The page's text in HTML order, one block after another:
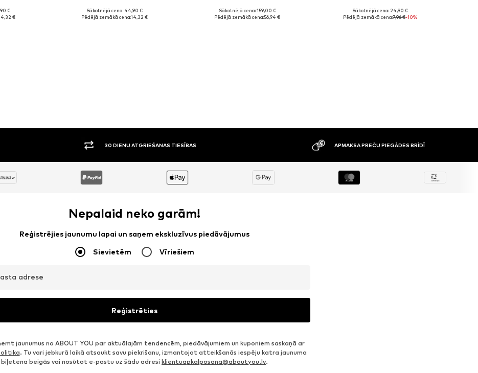
M, L
€
€
Pieejamie izmēri: S, M, L
Sākotnējā cena: 44,90 €
Pēdējā zemākā cena:14,32 €
Pieejamie izmēri: S
Sākotnējā cena: 159,00 €
Pēdējā zemākā cena:56,94 €
Pieejamie izmēri: XS
Sākotnējā cena: 24,90 €
Pēdējā zemākā cena:7,96 €-10%
30 DIENU ATGRIEŠANAS TIESĪBAS APMAKSA PREČU PIEGĀDES BRĪDĪ
Nepalaid neko garām!
Reģistrējies jaunumu lapai un saņem ekskluzīvus piedāvājumus
Sievietēm Vīriešiem
adrese
Reģistrēties
jaunumus no ABOUT YOU par aktuālajām tendencēm, piedāvājumiem un kuponiem saskaņā ar
. Tu vari jebkurā laikā atsaukt savu piekrišanu, izmantojot atteikšanās iespēju katra jaunuma
biļetena beigās vai nosūtot e-pastu uz šādu adresi klientuapkalposana@aboutyou.lv.